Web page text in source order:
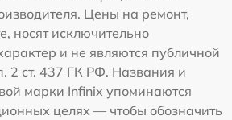
Цены на ремонт,
носят исключительно
и не являются публичной
2 ст. 437 ГК РФ. Названия и
марки Infinix упоминаются
целях — чтобы обозначить